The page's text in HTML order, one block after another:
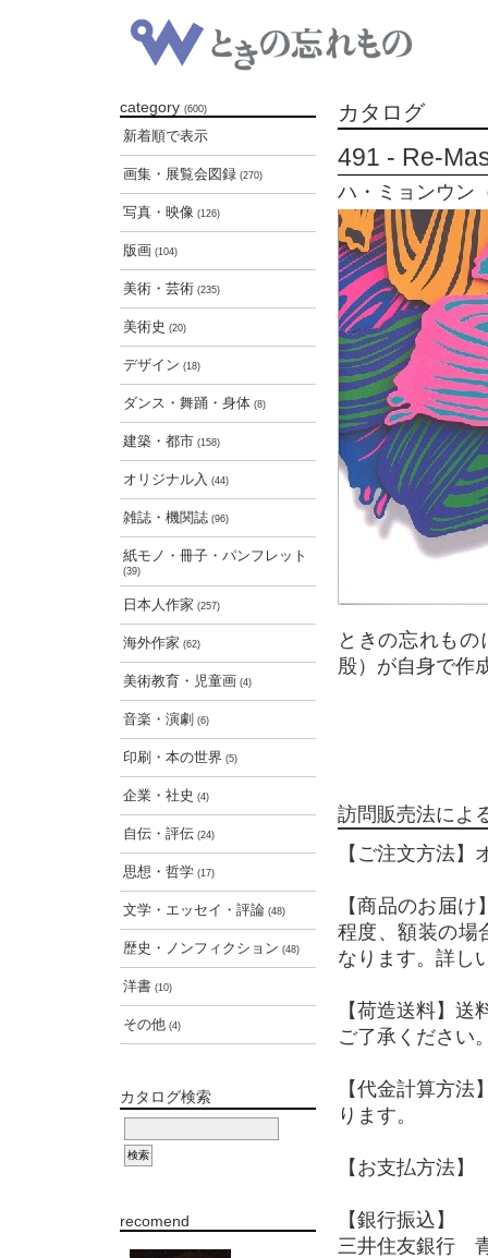
category (600)
新着順で表示
画集・展覧会図録 (270)
写真・映像 (126)
版画 (104)
美術・芸術 (235)
美術史 (20)
デザイン (18)
ダンス・舞踊・身体 (8)
建築・都市 (158)
オリジナル入 (44)
雑誌・機関誌 (96)
紙モノ・冊子・パンフレット
(39)
日本人作家 (257)
海外作家 (62)
美術教育・児童画 (4)
音楽・演劇 (6)
印刷・本の世界 (5)
企業・社史 (4)
自伝・評伝 (24)
思想・哲学 (17)
文学・エッセイ・評論 (48)
歴史・ノンフィクション (48)
洋書 (10)
その他 (4)
カタログ検索
recomend
カタログ
491 - Re-
ハ・ミョンウン
ときの忘れも
殷）が自身で作
訪問販売法によ
【ご注文方法
【商品のお届
程度、額装の場
なります。詳し
【荷造送料】
ご了承ください
【代金計算方
ります。
【お支払方法】
【銀行振込】
三井住友銀行